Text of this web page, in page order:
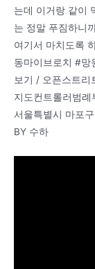
는데 이거랑 같이
는 정말 푸짐하니
여기서 마치도록
동마이브로치 #망
보기 / 오픈스트리
지도컨트롤러범
서울특별시 마포
BY 수하